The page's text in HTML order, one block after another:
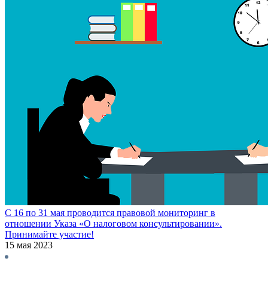
C 16 по 31 мая проводится правовой мониторинг в
отношении Указа «О налоговом консультировании».
Принимайте участие!
15 мая 2023